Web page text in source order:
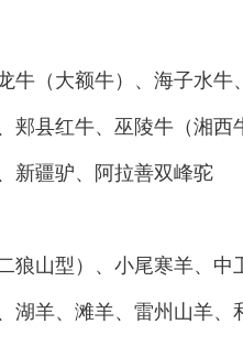
大额牛）、海子水牛
县红牛、巫陵牛（湘
新疆驴、阿拉善双峰驼
型）、小尾寒羊、中
羊、滩羊、雷州山羊